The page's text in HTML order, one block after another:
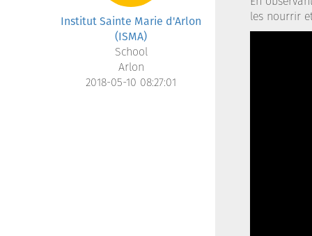
Institut Sainte Marie d'Arlon
(ISMA)
School
Arlon
2018-05-10 08:27:01
les nourrir